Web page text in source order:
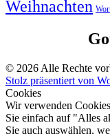
Weihnachten
© 2026 Alle Rechte
Stolz präsentiert von
Cookies
Wir verwenden
Sie einfach auf "Alles
Sie auch auswählen,